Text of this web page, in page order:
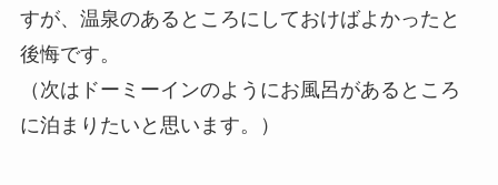
すが、温泉のあるところにしておけばよかったと
後悔です。
（次はドーミーインのようにお風呂があるところ
に泊まりたいと思います。）